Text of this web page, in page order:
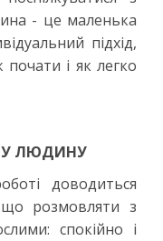
- це маленька
підхід,
і як легко
ЛЮДИНУ
доводиться
що розмовляти з
спокійно і